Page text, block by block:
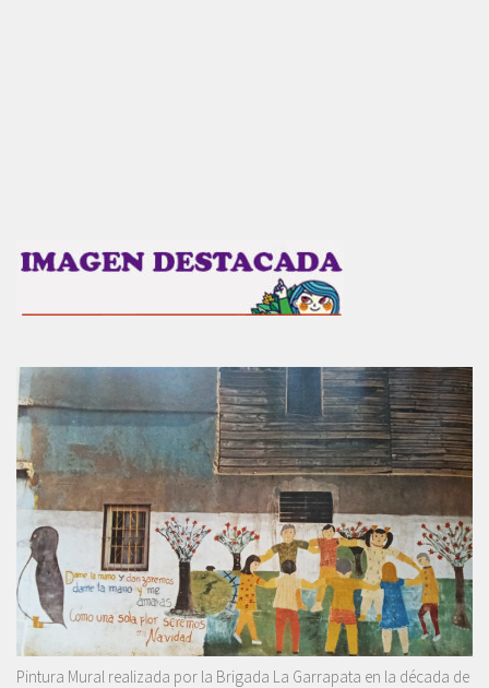
Pintura Mural realizada por la Brigada La Garrapata en la década de